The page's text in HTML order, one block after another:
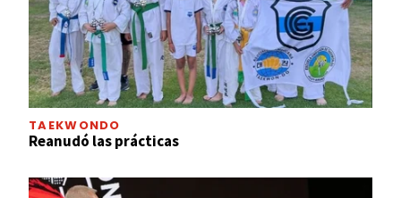
TAEKWONDO
Reanudó las prácticas